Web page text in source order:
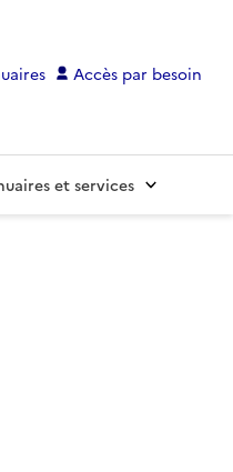
Accès par besoin
et services